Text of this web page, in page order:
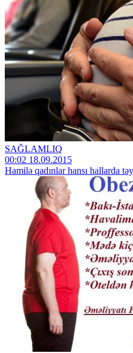
SAĞLAMLIQ
00:02 18.09.2015
Hamilə qadınlar hansı hallarda